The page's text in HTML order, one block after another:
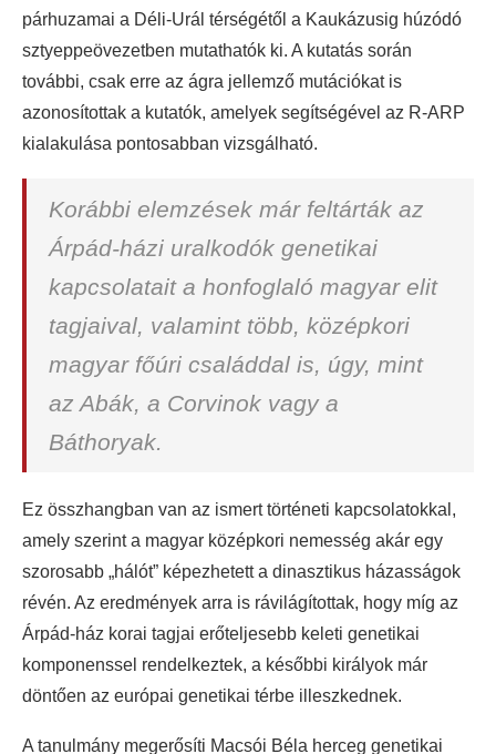
párhuzamai a Déli-Urál térségétől a Kaukázusig húzódó
sztyeppeövezetben mutathatók ki. A kutatás során
további, csak erre az ágra jellemző mutációkat is
azonosítottak a kutatók, amelyek segítségével az R-ARP
kialakulása pontosabban vizsgálható.
Korábbi elemzések már feltárták az
Árpád-házi uralkodók genetikai
kapcsolatait a honfoglaló magyar elit
tagjaival, valamint több, középkori
magyar főúri családdal is, úgy, mint
az Abák, a Corvinok vagy a
Báthoryak.
Ez összhangban van az ismert történeti kapcsolatokkal,
amely szerint a magyar középkori nemesség akár egy
szorosabb „hálót” képezhetett a dinasztikus házasságok
révén. Az eredmények arra is rávilágítottak, hogy míg az
Árpád-ház korai tagjai erőteljesebb keleti genetikai
komponenssel rendelkeztek, a későbbi királyok már
döntően az európai genetikai térbe illeszkednek.
A tanulmány megerősíti Macsói Béla herceg genetikai